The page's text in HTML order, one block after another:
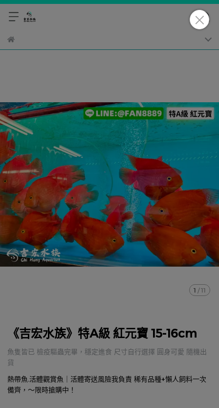
1 /11
《吉宏水族》特A級 紅元寶 15-16cm
魚隻皆已 檢疫驅蟲完畢，穩定進食 尺寸自行選擇 圓身可愛 隨機出
貨
熱帶魚.活體觀賞魚｜活體寄送風險我負責 稀有品種+懶人飼料一次
備齊，～限時搶購中！